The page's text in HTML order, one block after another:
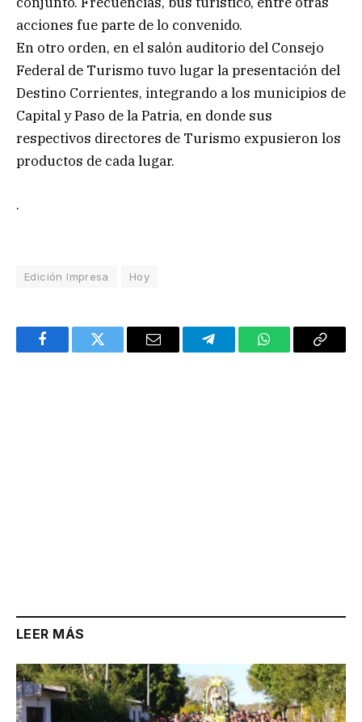
acciones fue parte de lo convenido.
En otro orden, en el salón auditorio del Consejo
Federal de Turismo tuvo lugar la presentación del
Destino Corrientes, integrando a los municipios de
Capital y Paso de la Patria, en donde sus
respectivos directores de Turismo expusieron los
productos de cada lugar.
.
Edición Impresa Hoy
FacebookTwitter Email TelegramWhatsAppCopy
LEER MÁS